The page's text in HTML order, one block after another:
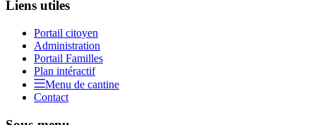
Liens utiles
Portail citoyen
Administration
Portail Familles
Plan intéractif
Menu de cantine
Contact